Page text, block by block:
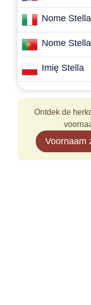
Nome Stella
Nome Stella
Imię Stella
Ontdek de
Voornaam